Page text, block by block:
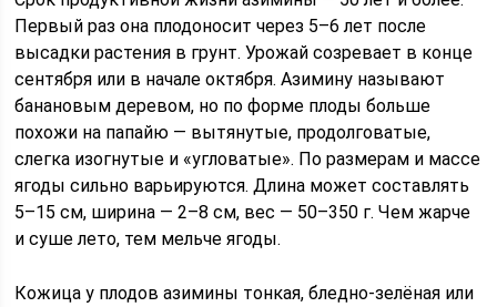
Первый раз она плодоносит через 5–6 лет после
высадки растения в грунт. Урожай созревает в конце
сентября или в начале октября. Азимину называют
банановым деревом, но по форме плоды больше
похожи на папайю — вытянутые, продолговатые,
слегка изогнутые и «угловатые». По размерам и массе
ягоды сильно варьируются. Длина может составлять
5–15 см, ширина — 2–8 см, вес — 50–350 г. Чем жарче
и суше лето, тем мельче ягоды.
Кожица у плодов азимины тонкая, бледно-зелёная или